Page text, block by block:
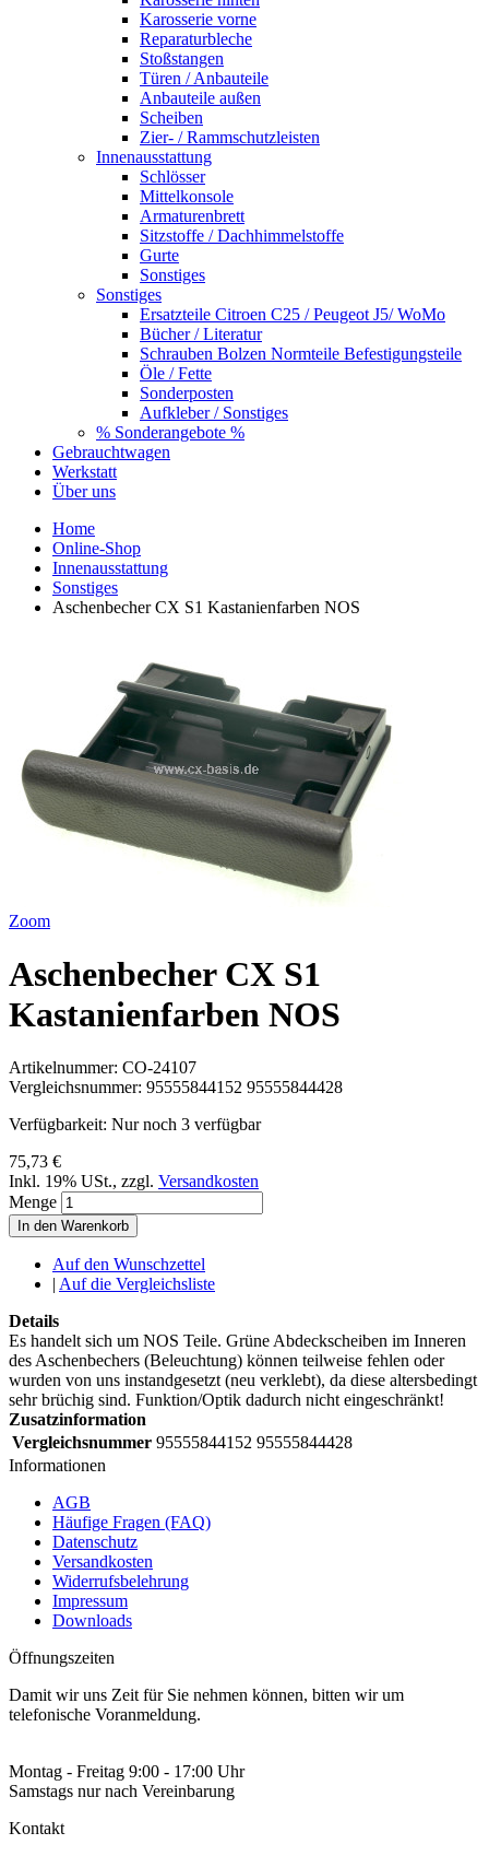
Karosserie vorne
Reparaturbleche
Stoßstangen
Türen / Anbauteile
Anbauteile außen
Scheiben
Zier- / Rammschutzleisten
Innenausstattung
Schlösser
Mittelkonsole
Armaturenbrett
Sitzstoffe / Dachhimmelstoffe
Gurte
Sonstiges
Sonstiges
Ersatzteile Citroen C25 / Peugeot J5/ WoMo
Bücher / Literatur
Schrauben Bolzen Normteile Befestigungsteile
Öle / Fette
Sonderposten
Aufkleber / Sonstiges
% Sonderangebote %
Gebrauchtwagen
Werkstatt
Über uns
Home
Online-Shop
Innenausstattung
Sonstiges
Aschenbecher CX S1 Kastanienfarben NOS
Zoom
Aschenbecher CX S1
Kastanienfarben NOS
Artikelnummer: CO-24107
Vergleichsnummer: 95555844152 95555844428
Verfügbarkeit: Nur noch 3 verfügbar
75,73 €
Inkl. 19% USt., zzgl. Versandkosten
Menge
In den Warenkorb
Auf den Wunschzettel
| Auf die Vergleichsliste
Details
Es handelt sich um NOS Teile. Grüne Abdeckscheiben im Inneren
des Aschenbechers (Beleuchtung) können teilweise fehlen oder
wurden von uns instandgesetzt (neu verklebt), da diese altersbedingt
sehr brüchig sind. Funktion/Optik dadurch nicht eingeschränkt!
Zusatzinformation
Vergleichsnummer 95555844152 95555844428
Informationen
AGB
Häufige Fragen (FAQ)
Datenschutz
Versandkosten
Widerrufsbelehrung
Impressum
Downloads
Öffnungszeiten
Damit wir uns Zeit für Sie nehmen können, bitten wir um
telefonische Voranmeldung.
Montag - Freitag 9:00 - 17:00 Uhr
Samstags nur nach Vereinbarung
Kontakt